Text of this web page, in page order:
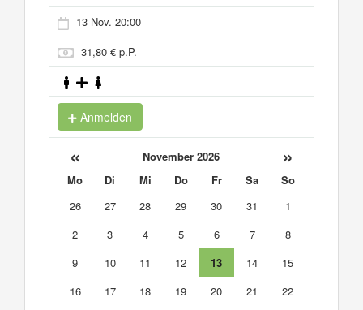
13 Nov. 20:00
31,80 € p.P.
Anmelden
« November 2026 »
Mo Di Mi Do Fr Sa
So
26
27 28 29 30 31
1
2
3 4 5 6 7
8
9
10 11 12 13 14
15
16
17 18 19 20 21
22